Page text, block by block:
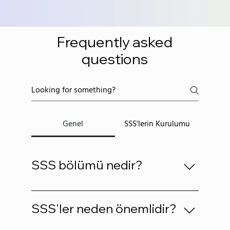
Frequently asked
questions
Genel SSS'lerin Kurulumu
SSS bölümü nedir?
SSS bölümü, işletmenizle ilgili "Hangi
bölgelere gönderim yapıyorsunuz?",
SSS'ler neden önemlidir?